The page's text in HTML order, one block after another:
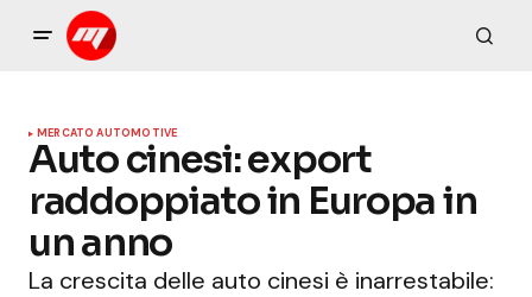
MERCATO AUTOMOTIVE
Auto cinesi: export
raddoppiato in Europa in
un anno
La crescita delle auto cinesi è inarrestabile: